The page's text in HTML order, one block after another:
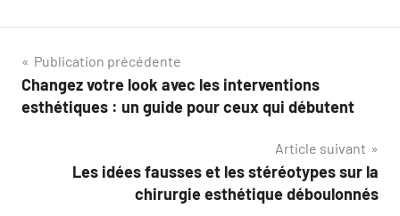
Navigation
de
Publication précédente
Changez votre look avec les interventions
esthétiques : un guide pour ceux qui débutent
Article suivant
Les idées fausses et les stéréotypes sur la
chirurgie esthétique déboulonnés